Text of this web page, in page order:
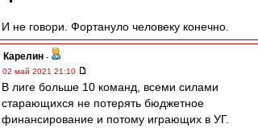
И не говори. Фортануло человеку конечно.
Карелин -
02 май 2021 21:10
В лиге больше 10 команд, всеми силами
старающихся не потерять бюджетное
финансирование и потому играющих в УГ.